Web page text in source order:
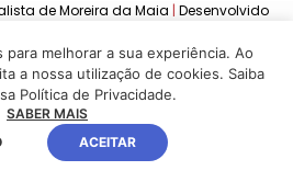
de Moreira da Maia | Desenvolvido
melhorar a sua experiência. Ao
a nossa utilização de cookies. Saiba
Política de Privacidade.
SABER MAIS
ACEITAR